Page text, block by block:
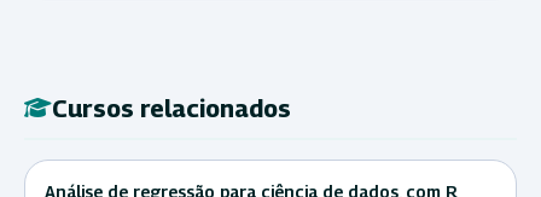
Cursos relacionados
Análise de regressão para ciência de dados, com R